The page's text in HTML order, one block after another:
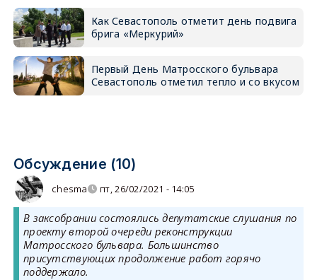
Как Севастополь отметит день подвига
брига «Меркурий»
Первый День Матросского бульвара
Севастополь отметил тепло и со вкусом
Обсуждение (10)
chesma пт, 26/02/2021 - 14:05
В заксобрании состоялись депутатские слушания по
проекту второй очереди реконструкции
Матросского бульвара. Большинство
присутствующих продолжение работ горячо
поддержало.